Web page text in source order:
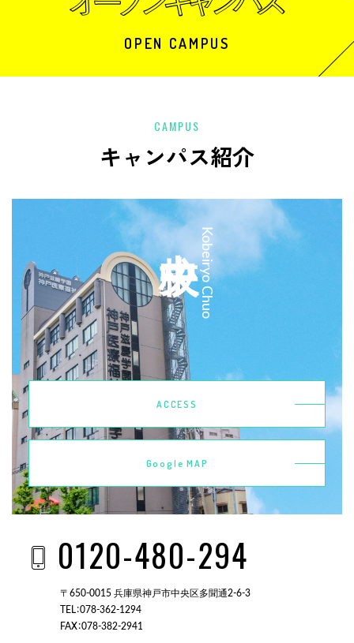
OPEN CAMPUS
CAMPUS
キャンパス紹介
Kobeiryo Chuo
ACCESS
Google MAP
0120-480-294
〒650-0015 兵庫県神戸市中央区多聞通2-6-3
TEL：078-362-1294
FAX：078-382-2941